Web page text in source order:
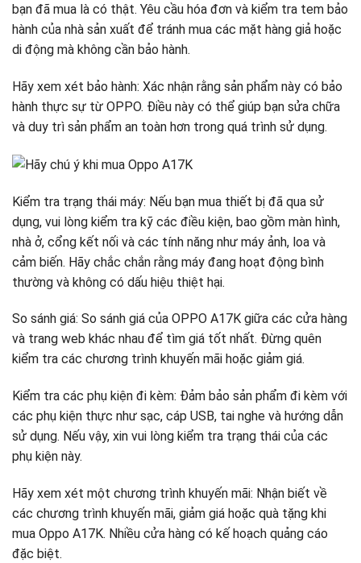
bạn đã mua là có thật. Yêu cầu hóa đơn và kiểm tra tem bảo
hành của nhà sản xuất để tránh mua các mặt hàng giả hoặc
di động mà không cần bảo hành.
Hãy xem xét bảo hành: Xác nhận rằng sản phẩm này có bảo
hành thực sự từ OPPO. Điều này có thể giúp bạn sửa chữa
và duy trì sản phẩm an toàn hơn trong quá trình sử dụng.
Kiểm tra trạng thái máy: Nếu bạn mua thiết bị đã qua sử
dụng, vui lòng kiểm tra kỹ các điều kiện, bao gồm màn hình,
nhà ở, cổng kết nối và các tính năng như máy ảnh, loa và
cảm biến. Hãy chắc chắn rằng máy đang hoạt động bình
thường và không có dấu hiệu thiệt hại.
So sánh giá: So sánh giá của OPPO A17K giữa các cửa hàng
và trang web khác nhau để tìm giá tốt nhất. Đừng quên
kiểm tra các chương trình khuyến mãi hoặc giảm giá.
Kiểm tra các phụ kiện đi kèm: Đảm bảo sản phẩm đi kèm với
các phụ kiện thực như sạc, cáp USB, tai nghe và hướng dẫn
sử dụng. Nếu vậy, xin vui lòng kiểm tra trạng thái của các
phụ kiện này.
Hãy xem xét một chương trình khuyến mãi: Nhận biết về
các chương trình khuyến mãi, giảm giá hoặc quà tặng khi
mua Oppo A17K. Nhiều cửa hàng có kế hoạch quảng cáo
đặc biệt.